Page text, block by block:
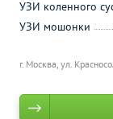
г. Москва, ул.
УЗИ коленного
УЗИ мошонки